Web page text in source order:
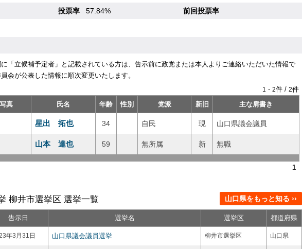
投票率 57.84%
前回投票率
に「立候補予定者」と記載されている方は、告示前に政党または本人よりご連絡いただいた情報で
会が公表した情報に順次変更いたします。
1 - 2件 / 2件
写真 氏名 年齢 性別 党派 新旧 主な肩書き
星出 拓也 34 自民 現 山口県議会議員
山本 達也 59 無所属 新 無職
1
柳井市選挙区 選挙一覧 山口県をもっと知る ››
告示日 選挙名 選挙区 都道府県
年3月31日 山口県議会議員選挙 柳井市選挙区 山口県